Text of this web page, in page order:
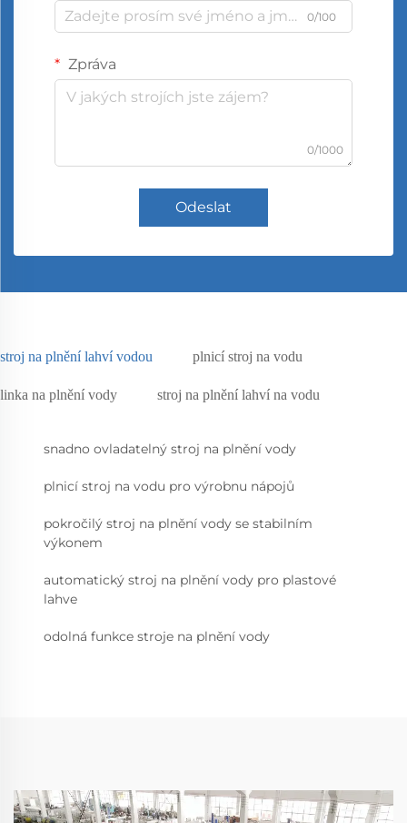
0/100
Zpráva
0/1000
Odeslat
stroj na plnění lahví vodou plnicí stroj na vodu
linka na plnění vody stroj na plnění lahví na vodu
snadno ovladatelný stroj na plnění vody
plnicí stroj na vodu pro výrobnu nápojů
pokročilý stroj na plnění vody se stabilním
výkonem
automatický stroj na plnění vody pro plastové
lahve
odolná funkce stroje na plnění vody